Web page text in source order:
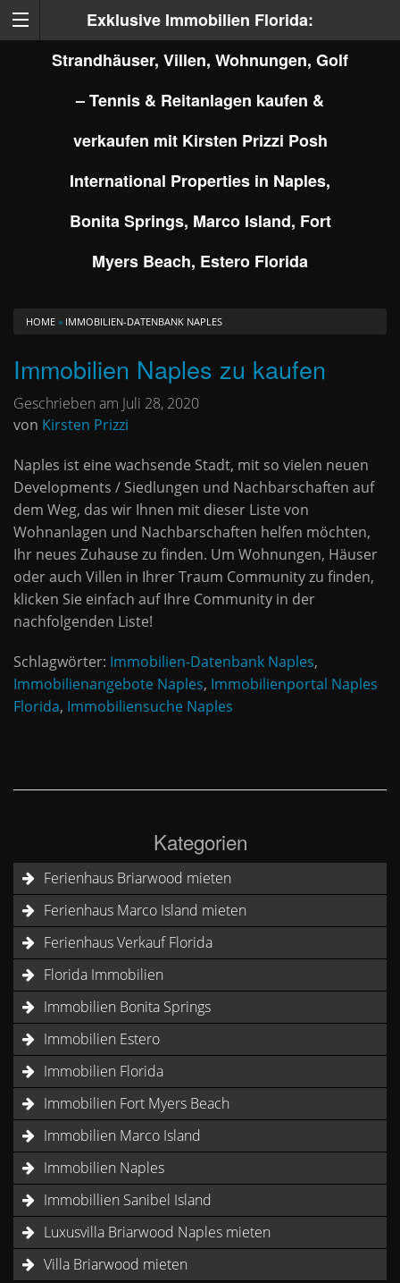
Exklusive Immobilien Florida:
Strandhäuser, Villen, Wohnungen, Golf
– Tennis & Reitanlagen kaufen &
verkaufen mit Kirsten Prizzi Posh
International Properties in Naples,
Bonita Springs, Marco Island, Fort
Myers Beach, Estero Florida
HOME » IMMOBILIEN-DATENBANK NAPLES
Immobilien Naples zu kaufen
Geschrieben am Juli 28, 2020
von Kirsten Prizzi
Naples ist eine wachsende Stadt, mit so vielen neuen
Developments / Siedlungen und Nachbarschaften auf
dem Weg, das wir Ihnen mit dieser Liste von
Wohnanlagen und Nachbarschaften helfen möchten,
Ihr neues Zuhause zu finden. Um Wohnungen, Häuser
oder auch Villen in Ihrer Traum Community zu finden,
klicken Sie einfach auf Ihre Community in der
nachfolgenden Liste!
Schlagwörter: Immobilien-Datenbank Naples,
Immobilienangebote Naples, Immobilienportal Naples
Florida, Immobiliensuche Naples
Kategorien
Ferienhaus Briarwood mieten
Ferienhaus Marco Island mieten
Ferienhaus Verkauf Florida
Florida Immobilien
Immobilien Bonita Springs
Immobilien Estero
Immobilien Florida
Immobilien Fort Myers Beach
Immobilien Marco Island
Immobilien Naples
Immobillien Sanibel Island
Luxusvilla Briarwood Naples mieten
Villa Briarwood mieten